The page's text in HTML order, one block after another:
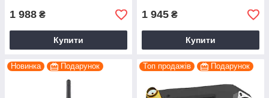
1 988 ₴
Купити
1 945 ₴
Купити
Новинка Подарунок Топ продажів Подарунок